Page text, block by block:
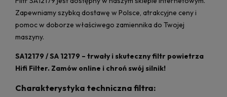
Zapewniamy szybką dostawę w Polsce, atrakcyjne ceny i
pomoc w doborze właściwego zamiennika do Twojej
maszyny.
SA12179 / SA 12179 – trwały i skuteczny filtr powietrza
Hifi Filter. Zamów online i chroń swój silnik!
Charakterystyka techniczna filtra: